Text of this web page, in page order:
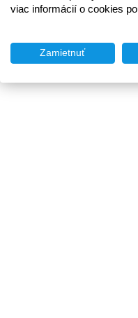
viac informácií o cookies
Zamietnuť